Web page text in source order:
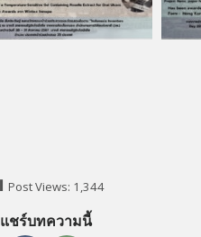
Post Views: 1,344
แชร์บทความนี้